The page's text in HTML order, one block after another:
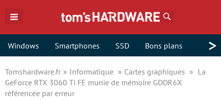
Windows Smartphones SSD Bons plans >
Tomshardware.fr Informatique Cartes graphiques
La
GeForce RTX 3060 Ti FE munie de mémoire GDDR6X
référencée par erreur